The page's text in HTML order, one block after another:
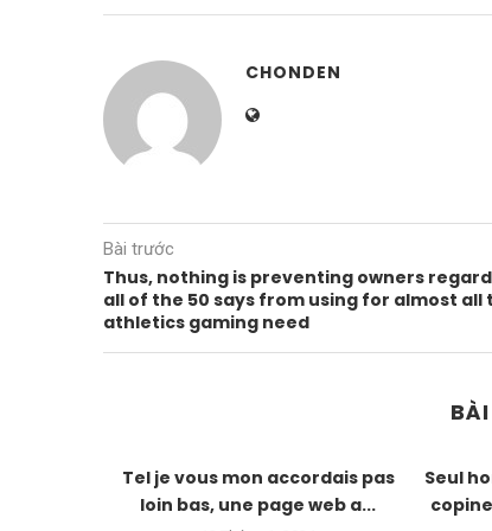
CHONDEN
Bài trước
Thus, nothing is preventing owners
all of the 50 says from using for almost all
athletics gaming need
Tel je vous mon accordais pas
loin bas, une page web a...
Seul